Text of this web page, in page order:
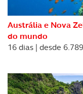
Austrália e Nova
do mundo
16 dias | desde